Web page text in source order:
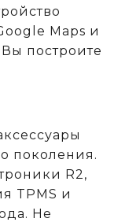
Maps и
построите
поколения.
R2,
TPMS и
Не